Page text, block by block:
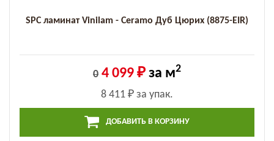
SPC ламинат Vinilam - Ceramo Дуб Цюрих (8875-EIR)
0 4 099 ₽ за м2
8 411 ₽ за упак.
ДОБАВИТЬ В КОРЗИНУ